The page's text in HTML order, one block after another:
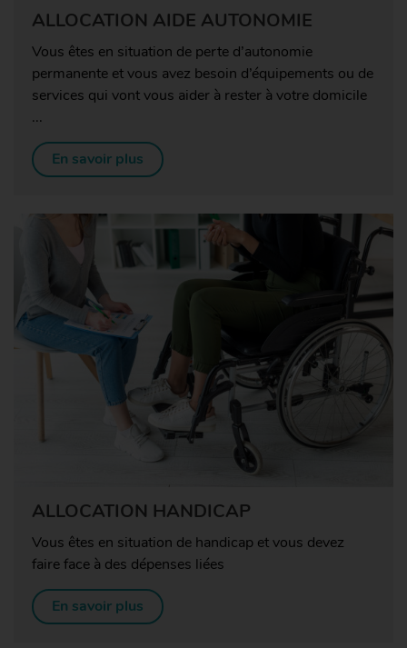
ALLOCATION AIDE AUTONOMIE
Vous êtes en situation de perte d’autonomie
permanente et vous avez besoin d’équipements ou de
services qui vont vous aider à rester à votre domicile
...
En savoir plus
ALLOCATION HANDICAP
Vous êtes en situation de handicap et vous devez
faire face à des dépenses liées
En savoir plus